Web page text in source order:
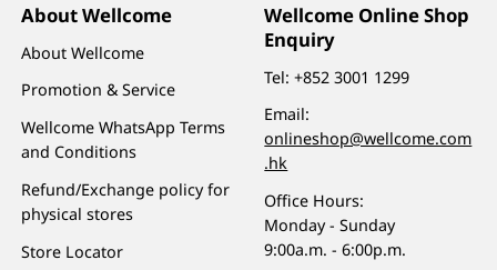
About Wellcome
About Wellcome
Promotion & Service
Wellcome WhatsApp Terms
and Conditions
Refund/Exchange policy for
physical stores
Store Locator
Wellcome Online Shop
Enquiry
Tel:+852 3001 1299
Email:
onlineshop@wellcome.com
.hk
Office Hours:
Monday - Sunday
9:00a.m. - 6:00p.m.